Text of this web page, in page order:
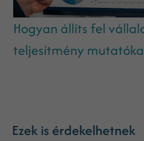
Hogyan állíts fel
teljesítmény
Ezek is érdekelhetnek